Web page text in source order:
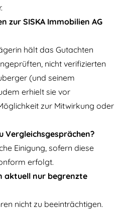
zur SISKA Immobilien AG
hält das Gutachten
nicht verifizierten
(und seinem
erhielt sie vor
zur Mitwirkung oder
Vergleichsgesprächen?
Einigung, sofern diese
erfolgt.
aktuell nur begrenzte
nicht zu beeinträchtigen.